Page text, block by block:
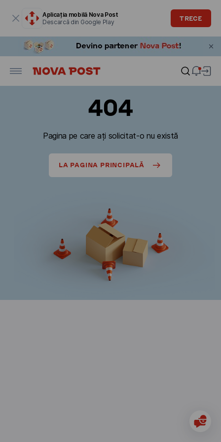
Aplicația mobilă Nova Post
Descarcă din Google Play
TRECE
404
Pagina pe care ați solicitat-o nu există
LA PAGINA PRINCIPALĂ